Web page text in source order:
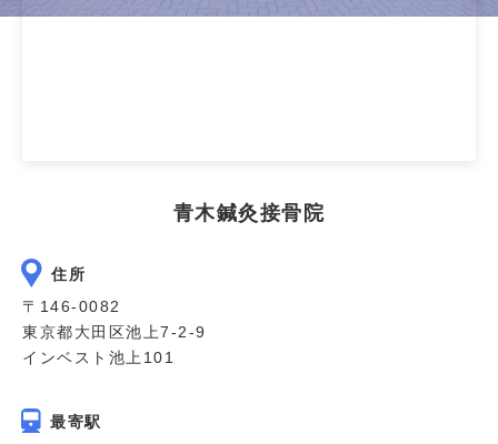
青木鍼灸接骨院
住所
〒146-0082
東京都大田区池上7-2-9
インベスト池上101
最寄駅